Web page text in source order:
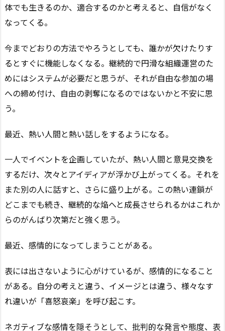
体でも生きるのか、適合するのかと考えると、自信がなく
なってくる。
今までどおりの方法でやろうとしても、誰かが欠けたりす
るとすぐに機能しなくなる。継続的で円滑な組織運営のた
めにはシステムが必要だと思うが、それが自由な参加の場
への締め付け、自由の剥奪になるのではないかと不安に思
う。
最近、熱い人間と熱い話しをするようになる。
一人でイベントを企画していたが、熱い人間と意見交換を
するだけ、次々とアイディアが浮かび上がってくる。それを
また別の人に話すと、さらに盛り上がる。この熱い連鎖が
どこまでも続き、継続的な焔へと成長させられるかはこれか
らのがんばり次第だと強く思う。
最近、感情的になってしまうことがある。
表には出さないように心がけているが、感情的になること
がある。自分の考えと違う、イメージとは違う、様々なす
れ違いが「喜怒哀楽」を呼び起こす。
ネガティブな感情を隠そうとして、批判的な発言や態度、表